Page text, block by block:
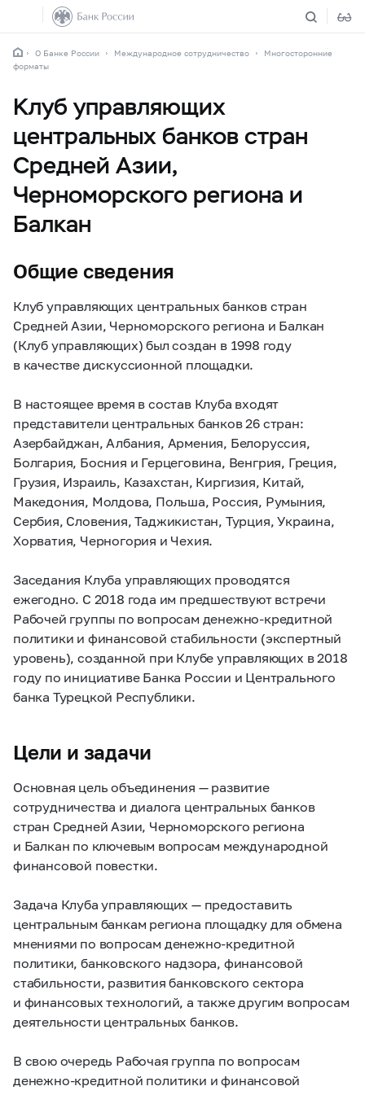
О Банке России Международное сотрудничество
Многосторонние
форматы
Клуб управляющих
центральных банков стран
Средней Азии,
Черноморского региона и
Балкан
Общие сведения
Клуб управляющих центральных банков стран
Средней Азии, Черноморского региона и Балкан
(Клуб управляющих) был создан в 1998 году
в качестве дискуссионной площадки.
В настоящее время в состав Клуба входят
представители центральных банков 26 стран:
Азербайджан, Албания, Армения, Белоруссия,
Болгария, Босния и Герцеговина, Венгрия, Греция,
Грузия, Израиль, Казахстан, Киргизия, Китай,
Македония, Молдова, Польша, Россия, Румыния,
Сербия, Словения, Таджикистан, Турция, Украина,
Хорватия, Черногория и Чехия.
Заседания Клуба управляющих проводятся
ежегодно. С 2018 года им предшествуют встречи
Рабочей группы по вопросам денежно-кредитной
политики и финансовой стабильности (экспертный
уровень), созданной при Клубе управляющих в 2018
году по инициативе Банка России и Центрального
банка Турецкой Республики.
Цели и задачи
Основная цель объединения — развитие
сотрудничества и диалога центральных банков
стран Средней Азии, Черноморского региона
и Балкан по ключевым вопросам международной
финансовой повестки.
Задача Клуба управляющих — предоставить
центральным банкам региона площадку для обмена
мнениями по вопросам денежно-кредитной
политики, банковского надзора, финансовой
стабильности, развития банковского сектора
и финансовых технологий, а также другим вопросам
деятельности центральных банков.
В свою очередь Рабочая группа по вопросам
денежно-кредитной политики и финансовой